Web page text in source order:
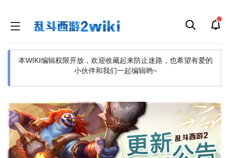
本WIKI编辑权限开放，欢迎收藏起来防止迷路，也希望有爱的
小伙伴和我们一起编辑哟~
跳
到
导
航
跳
到
搜
索